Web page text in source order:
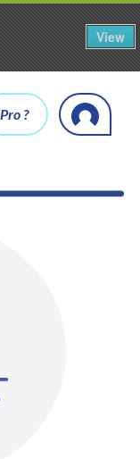
View
Pro ?